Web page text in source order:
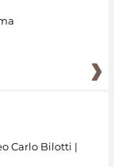
Carlo Bilotti |